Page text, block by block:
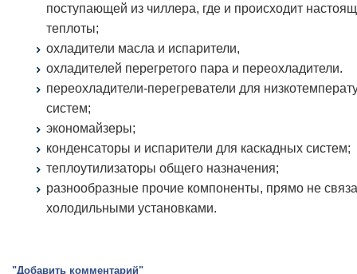
поступающей из чиллера, где и происходит
теплоты;
охладители масла и испарители,
охладителей перегретого пара и переохладители.
переохладители-перегреватели для
систем;
экономайзеры;
конденсаторы и испарители для каскадных систем;
теплоутилизаторы общего назначения;
разнообразные прочие компоненты, прямо не
холодильными установками.
"Добавить комментарий"